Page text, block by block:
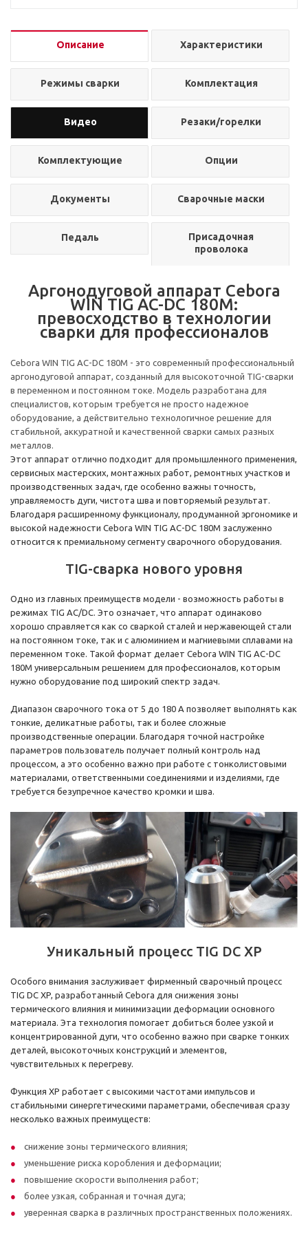
*Русский язык реализован с помощью латинских букв.
Описание Характеристики
Режимы сварки Комплектация
Видео Резаки/горелки
Комплектующие Опции
Документы Сварочные маски
Педаль
Присадочная
проволока
Аргонодуговой аппарат Cebora
WIN TIG AC-DC 180M:
превосходство в технологии
сварки для профессионалов
Cebora WIN TIG AC-DC 180M - это современный профессиональный
аргонодуговой аппарат, созданный для высокоточной TIG-сварки
в переменном и постоянном токе. Модель разработана для
специалистов, которым требуется не просто надежное
оборудование, а действительно технологичное решение для
стабильной, аккуратной и качественной сварки самых разных
металлов.
Этот аппарат отлично подходит для промышленного применения,
сервисных мастерских, монтажных работ, ремонтных участков и
производственных задач, где особенно важны точность,
управляемость дуги, чистота шва и повторяемый результат.
Благодаря расширенному функционалу, продуманной эргономике и
высокой надежности Cebora WIN TIG AC-DC 180M заслуженно
относится к премиальному сегменту сварочного оборудования.
TIG-сварка нового уровня
Одно из главных преимуществ модели - возможность работы в
режимах TIG AC/DC. Это означает, что аппарат одинаково
хорошо справляется как со сваркой сталей и нержавеющей стали
на постоянном токе, так и с алюминием и магниевыми сплавами на
переменном токе. Такой формат делает Cebora WIN TIG AC-DC
180M универсальным решением для профессионалов, которым
нужно оборудование под широкий спектр задач.
Диапазон сварочного тока от 5 до 180 А позволяет выполнять как
тонкие, деликатные работы, так и более сложные
производственные операции. Благодаря точной настройке
параметров пользователь получает полный контроль над
процессом, а это особенно важно при работе с тонколистовыми
материалами, ответственными соединениями и изделиями, где
требуется безупречное качество кромки и шва.
Уникальный процесс TIG DC XP
Особого внимания заслуживает фирменный сварочный процесс
TIG DC XP, разработанный Cebora для снижения зоны
термического влияния и минимизации деформации основного
материала. Эта технология помогает добиться более узкой и
концентрированной дуги, что особенно важно при сварке тонких
деталей, высокоточных конструкций и элементов,
чувствительных к перегреву.
Функция XP работает с высокими частотами импульсов и
стабильными синергетическими параметрами, обеспечивая сразу
несколько важных преимуществ:
снижение зоны термического влияния;
уменьшение риска коробления и деформации;
повышение скорости выполнения работ;
более узкая, собранная и точная дуга;
уверенная сварка в различных пространственных положениях.